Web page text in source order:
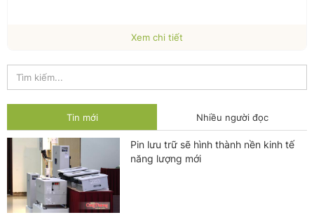
Xem chi tiết
Tin mới Nhiều người đọc
Pin lưu trữ sẽ hình thành nền kinh tế
năng lượng mới